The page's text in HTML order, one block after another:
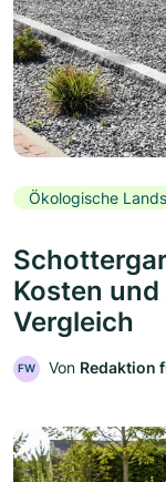
Ökologische
Kosten
Vergleich
FW Von Redaktion